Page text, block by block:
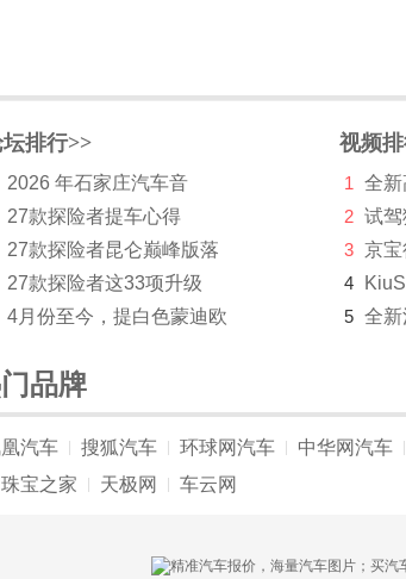
排行>>
2026 年石家庄汽车音
27款探险者提车心得
27款探险者昆仑巅峰版落
27款探险者这33项升级
4月份至今，提白色蒙迪欧
视频
1
全
2 试
3 京宝
4
5 全
品牌
汽车 搜狐汽车 环球网汽车 中华网汽车
珠宝之家 天极网 车云网